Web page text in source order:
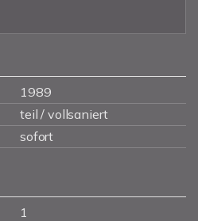
1989
teil / vollsaniert
sofort
1